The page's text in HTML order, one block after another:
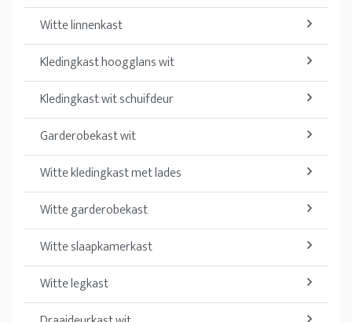
Witte linnenkast
Kledingkast hoogglans wit
Kledingkast wit schuifdeur
Garderobekast wit
Witte kledingkast met lades
Witte garderobekast
Witte slaapkamerkast
Witte legkast